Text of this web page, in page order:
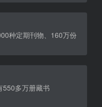
种定期刊物、160万份
550多万册藏书